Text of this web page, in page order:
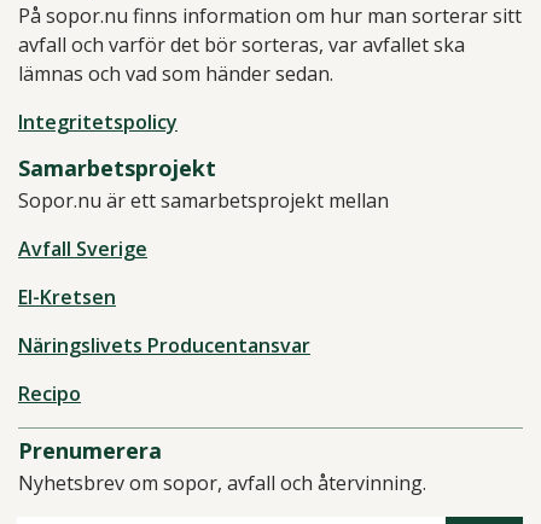
På sopor.nu finns information om hur man sorterar sitt
avfall och varför det bör sorteras, var avfallet ska
lämnas och vad som händer sedan.
Integritetspolicy
Samarbetsprojekt
Sopor.nu är ett samarbetsprojekt mellan
Avfall Sverige
El-Kretsen
Näringslivets Producentansvar
Recipo
Prenumerera
Nyhetsbrev om sopor, avfall och återvinning.